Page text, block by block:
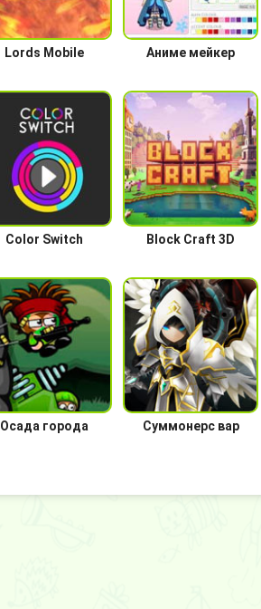
Lords Mobile Аниме мейкер
Color Switch Block Craft 3D
Осада города Суммонерс вар